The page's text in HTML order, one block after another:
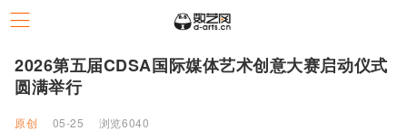
2026第五届CDSA国际媒体艺术创意大赛启动仪式
圆满举行
原创 05-25 浏览6040